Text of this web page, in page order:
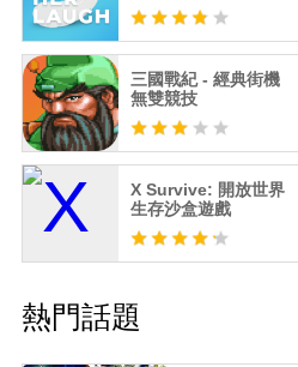
三國戰紀 - 經典街機
無雙競技
X Survive: 開放世界
生存沙盒遊戲
熱門話題